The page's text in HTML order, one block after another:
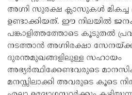
അഗ്നി സുരക്ഷ ക്ലാസുകൾ
ഉണ്ടാക്കിയത്. ഈ നിലയിൽ
പങ്കാളിത്തത്തോടെ കൂടുതൽ
നടത്താൻ അഗ്നിരക്ഷാ
ദുരന്തമുഖങ്ങളിലുള്ള സഹായം
അഭ്യർത്ഥിക്കേണ്ടവരുടെ
മനസ്സിലാക്കി അവരുടെ കൂടെ